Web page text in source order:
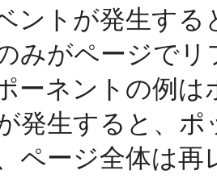
ントが発生す
みがページで
ーネントの例
発生すると、
ページ全体は